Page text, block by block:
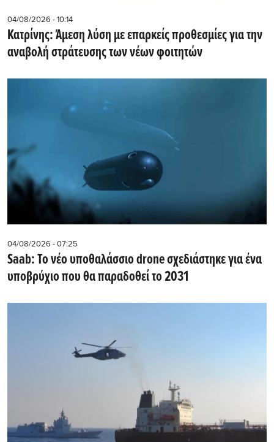
04/08/2026 - 10:14
Κατρίνης: Άμεση λύση με επαρκείς προθεσμίες για την
αναβολή στράτευσης των νέων φοιτητών
04/08/2026 - 07:25
Saab: Το νέο υποθαλάσσιο drone σχεδιάστηκε για ένα
υποβρύχιο που θα παραδοθεί το 2031